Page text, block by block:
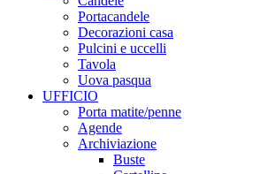
Portacandele
Decorazioni casa
Pulcini e uccelli
Tavola
Uova pasqua
UFFICIO
Porta matite/penne
Agende
Archiviazione
Buste